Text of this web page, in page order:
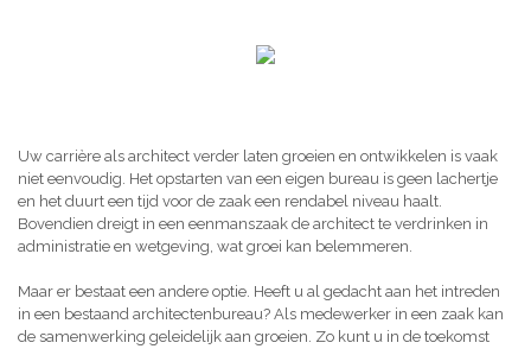
Uw carrière als architect verder laten groeien en ontwikkelen is vaak
niet eenvoudig. Het opstarten van een eigen bureau is geen lachertje
en het duurt een tijd voor de zaak een rendabel niveau haalt.
Bovendien dreigt in een eenmanszaak de architect te verdrinken in
administratie en wetgeving, wat groei kan belemmeren.
Maar er bestaat een andere optie. Heeft u al gedacht aan het intreden
in een bestaand architectenbureau? Als medewerker in een zaak kan
de samenwerking geleidelijk aan groeien. Zo kunt u in de toekomst